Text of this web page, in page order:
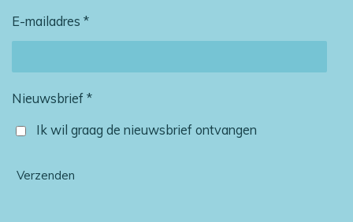
E-mailadres *
Nieuwsbrief *
Ik wil graag de nieuwsbrief ontvangen
Verzenden